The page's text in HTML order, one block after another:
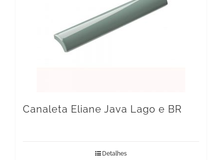
Canaleta Eliane Java Lago e BR
Detalhes